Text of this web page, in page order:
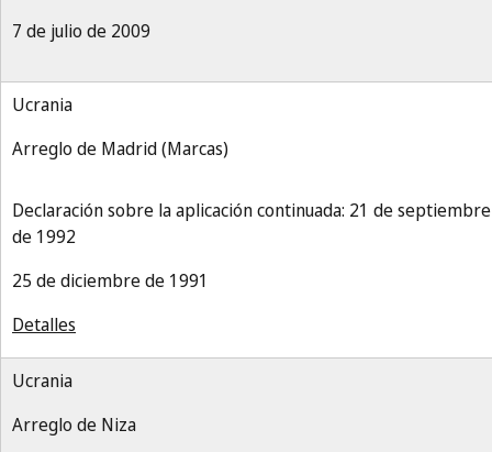
7 de julio de 2009
Ucrania
Arreglo de Madrid (Marcas)
Declaración sobre la aplicación continuada: 21 de septiembre
de 1992
25 de diciembre de 1991
Detalles
Ucrania
Arreglo de Niza